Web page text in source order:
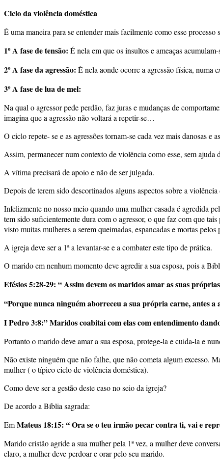
Ciclo da violência doméstica
É uma maneira para se entender mais facilmente como esse
1º A fase de tensão: É nela em que os insultos e ameaças acumulam-
2º A fase da agressão: É nela aonde ocorre a agressão física, numa
3º A fase de lua de mel:
Na qual o agressor pede perdão, faz juras e mudanças de
imagina que a agressão não voltará a repetir-se…
O ciclo repete- se e as agressões tornam-se cada vez mais danosas e
Assim, permanecer num contexto de violência como esse, sem
A vítima precisará de apoio e não de ser julgada.
Depois de terem sido descortinados alguns aspectos sobre a
Infelizmente no nosso meio quando uma mulher casada é agredida
tem sido suficientemente dura com o agressor, o que faz com que
visto muitas mulheres a serem queimadas, espancadas e mortas
A igreja deve ser a 1ª a levantar-se e a combater este tipo de prática.
O marido em nenhum momento deve agredir a sua esposa, pois a
Efésios 5:28-29: “ Assim devem os maridos amar as suas
“Porque nunca ninguém aborreceu a sua própria carne, antes
I Pedro 3:8:” Maridos coabitai com elas com entendimento
Portanto o marido deve amar a sua esposa, protege-la e cuida-la e
Não existe ninguém que não falhe, que não cometa algum excesso.
mulher ( o típico ciclo de violência doméstica).
Como deve ser a gestão deste caso no seio da igreja?
De acordo a Bíblia sagrada:
EmMateus 18:15: “ Ora se o teu irmão pecar contra ti, vai e
Marido cristão agride a sua mulher pela 1ª vez, a mulher deve
claro, a mulher deve perdoar e orar pelo seu marido.